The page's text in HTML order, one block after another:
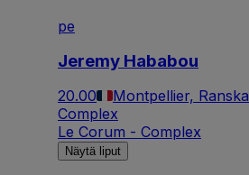
pe
Jeremy Hababou
20.00 Montpellier, Ranska
Complex
Le Corum - Complex
Näytä liput